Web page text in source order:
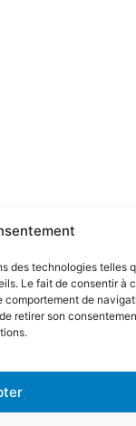
des technologies telles
Le fait de consentir à
comportement de
retirer son